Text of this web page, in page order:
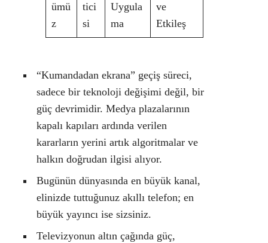
ümü
z
tici
si
Uygula
ma
ve
Etkileş
“Kumandadan ekrana” geçiş süreci,
sadece bir teknoloji değişimi değil, bir
güç devrimidir. Medya plazalarının
kapalı kapıları ardında verilen
kararların yerini artık algoritmalar ve
halkın doğrudan ilgisi alıyor.
Bugünün dünyasında en büyük kanal,
elinizde tuttuğunuz akıllı telefon; en
büyük yayıncı ise sizsiniz.
Televizyonun altın çağında güç,